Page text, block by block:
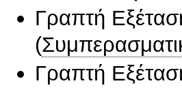
Γραπτή
(
Γραπτή